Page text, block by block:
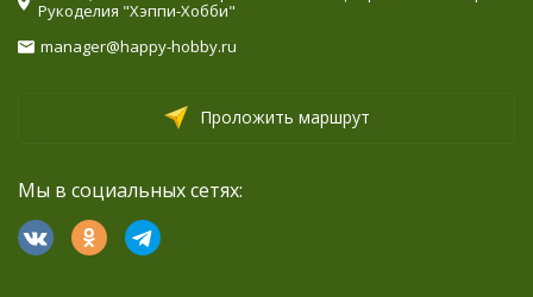
Рукоделия "Хэппи-Хобби"
manager@happy-hobby.ru
Проложить маршрут
Мы в социальных сетях: